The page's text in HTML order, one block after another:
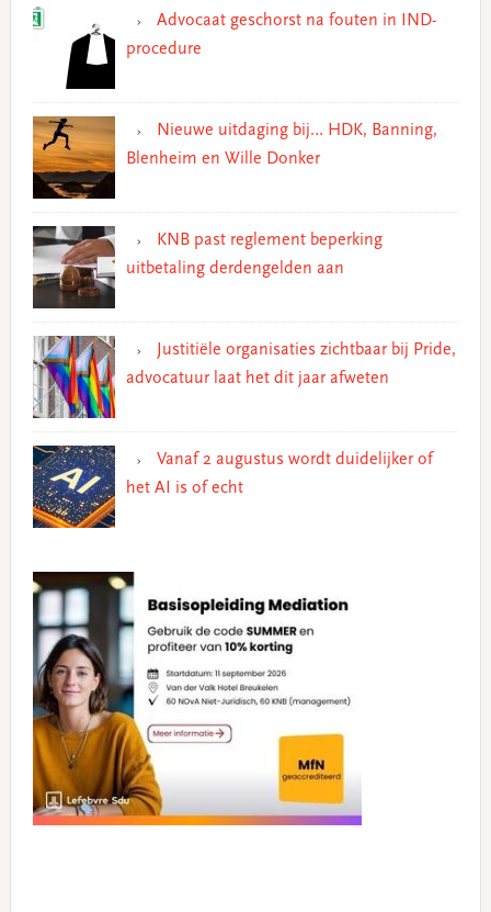
Advocaat geschorst na fouten in IND-
procedure
Nieuwe uitdaging bij… HDK, Banning,
Blenheim en Wille Donker
KNB past reglement beperking
uitbetaling derdengelden aan
Justitiële organisaties zichtbaar bij Pride,
advocatuur laat het dit jaar afweten
Vanaf 2 augustus wordt duidelijker of
het AI is of echt